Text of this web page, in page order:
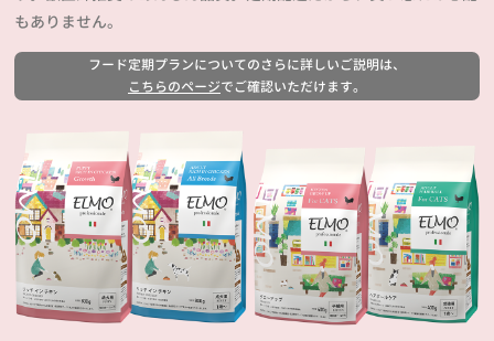
もありません。
フード定期プランについてのさらに詳しいご説明は、
こちらのページでご確認いただけます。